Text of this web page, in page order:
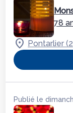
78
Pontarlier
Publié le